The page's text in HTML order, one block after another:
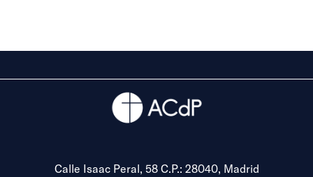
Calle Isaac Peral, 58 C.P.: 28040, Madrid